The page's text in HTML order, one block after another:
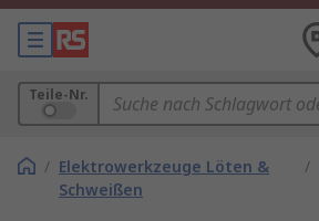
Teile-Nr.
/ Elektrowerkzeuge Löten &
Schweißen
/